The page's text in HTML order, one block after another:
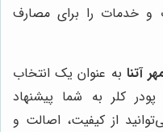
و خدمات را برای مصارف
آتنا به عنوان یک انتخاب
کلر به شما پیشنهاد
از کیفیت، اصالت و